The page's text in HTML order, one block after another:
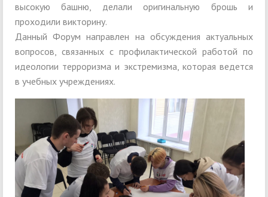
высокую башню, делали оригинальную брошь и
проходили викторину.
Данный Форум направлен на обсуждения актуальных
вопросов, связанных с профилактической работой по
идеологии терроризма и экстремизма, которая ведется
в учебных учреждениях.